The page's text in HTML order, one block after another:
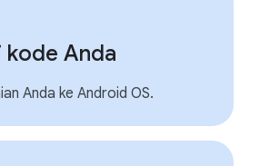
kode Anda
Anda ke Android OS.